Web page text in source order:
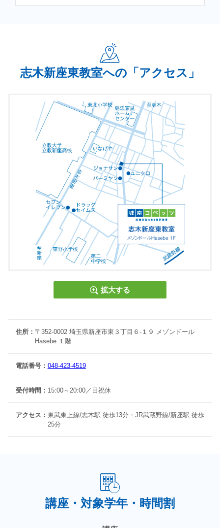
ので、
【３】．きめ細かい受験指導（志望校選び、内申・北辰対
本試験の対策まで指導します。
“目標高校に合格するには、具体的に何をどうすればいい
指導します。
☆公立高校の新制度の対応へ対応し、上位校が採用する学校
選択問題の対策も得意と
します。
【４】．大学入試まで指導可能
当教室は、“高校進学後”に力を入れています。
１年時から良い成績を取るために、高校ごとの教科書・カリ
キュラムに対して、
個別に指導を行い、推薦入試でも一般入試でもどちらでも対
応できる実力を目指します。
☆化学・物理・生物（基礎）・歴史総合については、
無料）
☆新座二中出身の高校生は、「はじめての定期テスト」で苦
戦する人が多い。
スケジュールの立て方から指導します。
一般会場の料金より割引の受検料で、受検
資料請求はこちら
志木新座東教室への「アクセス」
拡大する
住所： 〒352-0002 埼玉県新座市東３丁目６-１９ メゾンドール
Hasebe １階
電話番号： 048-423-4519
受付時間： 15:00～20:00／日祝休
アクセス： 東武東上線/志木駅 徒歩13分・JR武蔵野線/新座駅 徒歩
25分
講座・対象学年・時間割